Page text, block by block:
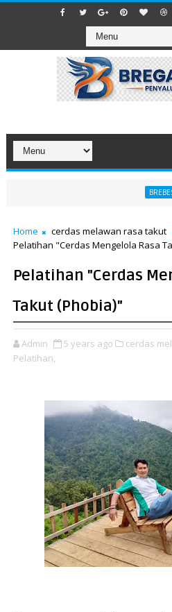
BREBES
Home cerdas melawan rasa takut
Pelatihan "Cerdas Mengelola Rasa
Pelatihan "Cerdas
Takut (Phobia)"
Admin 5 years ago cerdas
Pelatihan,